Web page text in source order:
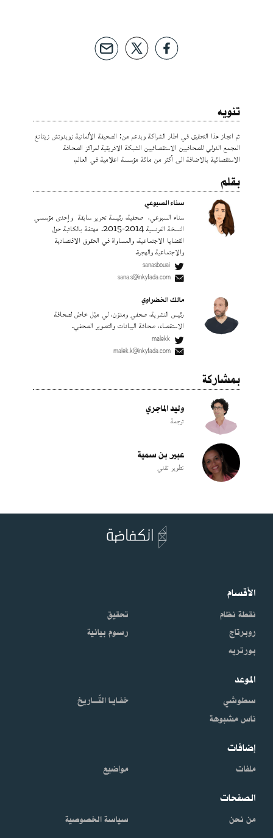
تنويه
تمّ انجاز هذا التحقيق في اطار الشراكة وبدعم من: الصحيفة الألمانية زويدوتش زيتانغ
المجمع الدولي للصحافيين الاستقصائيين الشبكة الافريقية لمراكز الصحافة
الاستقصائية بالاضافة الى أكثر من مائة مؤسسة اعلامية في العالم.
بقلم
سناء السبوعي
سناء السبوعي، صحفية، رئيسة تحرير سابقة وإحدى مؤسسي
النسخة الفرنسية 2014-2015. مهتمّة بالكاتبة حول
القضايا الاجتماعية، والمساواة في الحقوق الاقتصادية
والاجتماعية والهجرة.
sanasbouai
sana.s@inkyfada.com
مالك الخضراوي
رئيس النشرية، صحفي ومدوّن، لي ميْل خاصّ لصحافة
الاستقصاء، صحافة البيانات والتصوير الصحفي.
malekk
malek.k@inkyfada.com
بمشاركة
وليد الماجري
ترجمة
عبير بن سمية
تطوير تقني
الأقسام
نقطة نظام
تحقيق
روبرتاج
رسوم بيانية
بورتريه
الموعد
سطوشي
خفـايـا التّـــاريخ
ناس مشبوهة
إضافات
ملفات مواضيع
الصفحات
من نحن سياسة الخصوصية